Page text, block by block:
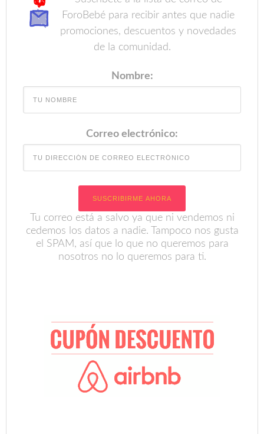
ForoBebé para recibir antes que nadie
promociones, descuentos y novedades
de la comunidad.
Nombre:
Correo electrónico:
Tu correo está a salvo ya que ni vendemos ni
cedemos los datos a nadie. Tampoco nos gusta
el SPAM, así que lo que no queremos para
nosotros no lo queremos para ti.